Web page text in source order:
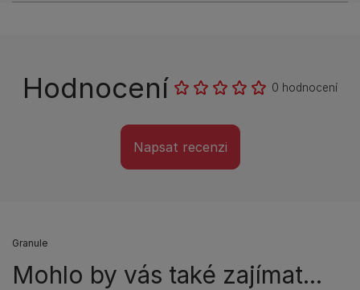
Hodnocení 0 hodnocení
Napsat recenzi
Granule
Mohlo by vás také zajímat...